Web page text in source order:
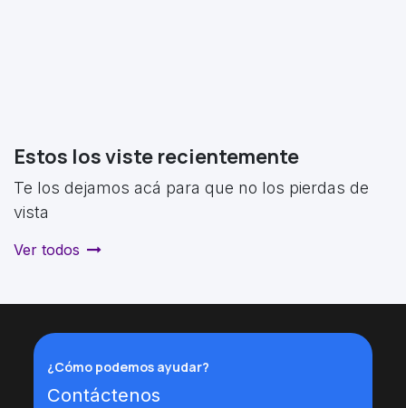
Estos los viste recientemente
Te los dejamos acá para que no los pierdas de
vista
Ver todos
¿Cómo podemos ayudar?
Contáctenos